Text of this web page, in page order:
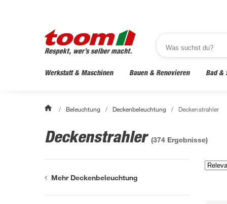
Werkstatt & Maschinen Bauen & Renovieren Bad &
/ Beleuchtung / Deckenbeleuchtung / Deckenstrahler
Deckenstrahler (374 Ergebnisse)
Mehr Deckenbeleuchtung